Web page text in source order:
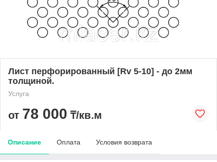
Лист перфорированный [Rv 5-10] - до 2мм
толщиной.
Услуга
от 78 000 ₸/кв.м
Описание Оплата Условия возврата